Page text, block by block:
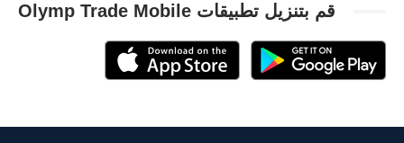
قم بتنزيل تطبيقات Olymp Trade Mobile